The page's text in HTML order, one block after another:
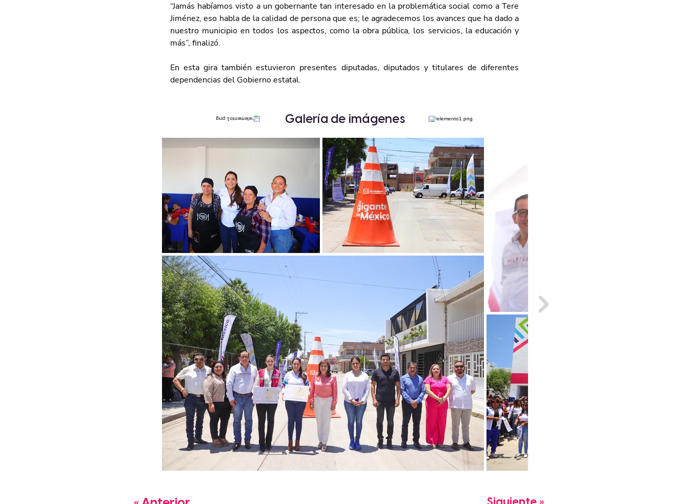
“Jamás habíamos visto a un gobernante tan interesado en la problemática social como a Tere
Jiménez, eso habla de la calidad de persona que es; le agradecemos los avances que ha dado a
nuestro municipio en todos los aspectos, como la obra pública, los servicios, la educación y
más”, finalizó.
En esta gira también estuvieron presentes diputadas, diputados y titulares de diferentes
dependencias del Gobierno estatal.
Galería de imágenes